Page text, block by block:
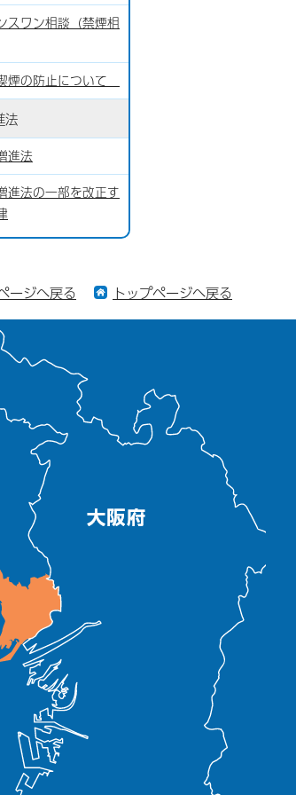
スワン相談（禁煙相
煙の防止について
法
進法
進法の一部を改正す
ージへ戻る トップページへ戻る